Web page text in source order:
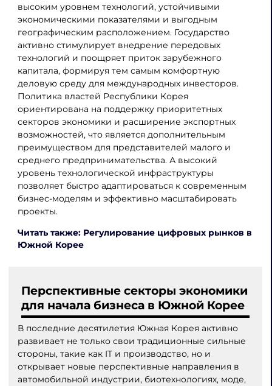
высоким уровнем технологий, устойчивыми
экономическими показателями и выгодным
географическим расположением. Государство
активно стимулирует внедрение передовых
технологий и поощряет приток зарубежного
капитала, формируя тем самым комфортную
деловую среду для международных инвесторов.
Политика властей Республики Корея
ориентирована на поддержку приоритетных
секторов экономики и расширение экспортных
возможностей, что является дополнительным
преимуществом для представителей малого и
среднего предпринимательства. А высокий
уровень технологической инфраструктуры
позволяет быстро адаптироваться к современным
бизнес-моделям и эффективно масштабировать
проекты.
Читать также: Регулирование цифровых рынков в
Южной Корее
Перспективные секторы экономики
для начала бизнеса в Южной Корее
В последние десятилетия Южная Корея активно
развивает не только свои традиционные сильные
стороны, такие как IT и производство, но и
открывает новые перспективные направления в
автомобильной индустрии, биотехнологиях, моде,